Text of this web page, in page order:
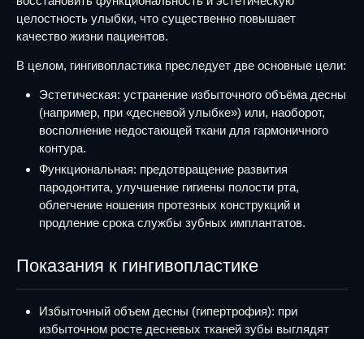
целостность улыбки, что существенно повышает
качество жизни пациентов.
В целом, гингивопластика преследует две основные цели:
Эстетическая: устранение избыточного объёма десны
(например, при «десневой улыбке») или, наоборот,
восполнение недостающей ткани для гармоничного
контура.
Функциональная: предотвращение развития
пародонтита, улучшение гигиены полости рта,
облегчение ношения протезных конструкций и
продление срока службы зубных имплантатов.
Показания к гингивопластике
Избыточный объем десны (гипертрофия): при
избыточном росте десневых тканей зубы выглядят